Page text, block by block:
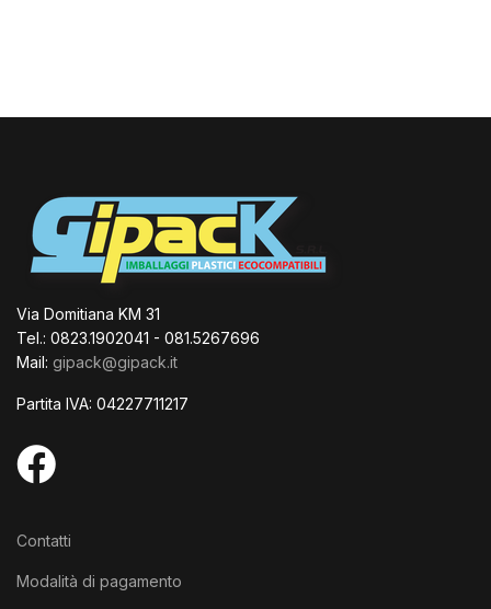
Via Domitiana KM 31
Tel.: 0823.1902041 - 081.5267696
Mail: gipack@gipack.it
Partita IVA: 04227711217
Contatti
Modalità di pagamento